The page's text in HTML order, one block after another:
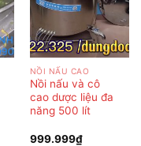
NỒI NẤU CAO
Nồi nấu và cô
cao dược liệu đa
năng 500 lít
999.999₫